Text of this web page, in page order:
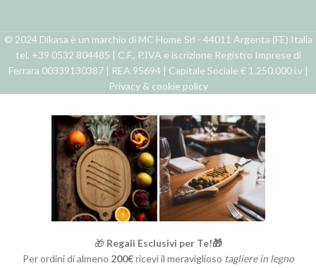
© 2024 Dikasa è un marchio di MC Home Srl - 44011 Argenta (FE) Italia
tel. +39 0532 804485 | C.F., P.IVA e iscrizione Registro Imprese di
Ferrara 00339130387 | REA 95694 | Capitale Sociale € 1.250.000 i.v |
Privacy & cookie policy
🎁 Regali Esclusivi per Te!🎁
Per ordini di almeno 200€ricevi il meraviglioso tagliere in legno